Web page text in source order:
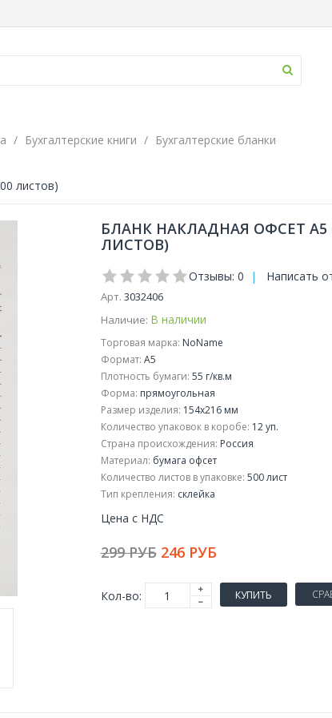
Бухгалтерские книги Бухгалтерские бланки
листов)
БЛАНК НАКЛАДНАЯ ОФСЕТ А5
ЛИСТОВ)
Отзывы: 0 | Написать
Арт. 3032406
Наличие: В наличии
Торговая марка: NoName
Формат: A5
Плотность бумаги: 55 г/кв.м
Форма: прямоугольная
Размер изделия: 154x216 мм
Количество упаковок в коробе: 12 уп.
Страна происхождения: Россия
Материал: бумага офсет
Количество листов в упаковке: 500 лист
Тип крепления: склейка
Цена с НДС
299 РУБ 246 РУБ
Кол-во: КУПИТЬ